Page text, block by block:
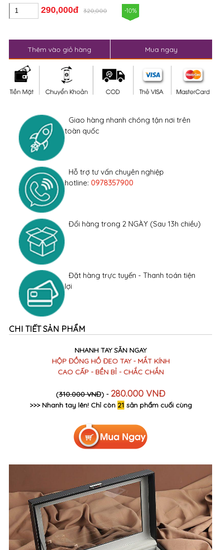
290,000đ 320,000 -10%
Thêm vào giỏ hàng Mua ngay
Giao hàng nhanh chóng tận nơi trên
toàn quốc
Hỗ trợ tư vấn chuyên nghiệp
hotline: 0978357900
Đổi hàng trong 2 NGÀY (Sau 13h chiều)
Đặt hàng trực tuyến - Thanh toán tiện
lợi
CHI TIẾT SẢN PHẨM
NHANH TAY SĂN NGAY
HỘP ĐỒNG HỒ ĐEO TAY - MẮT KÍNH
CAO CẤP - BỀN BỈ - CHẮC CHẮN
(310.000 VNĐ) - 280.000 VNĐ
>>> Nhanh tay lên! Chỉ còn 21 sản phẩm cuối cùng